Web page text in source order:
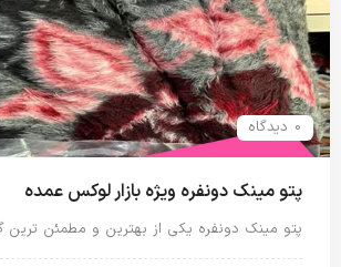
0 دیدگاه
پتو مینک دونفره ویژه بازار لوکس عمده
پتو مینک دونفره یکی از بهترین و مطمئن ترین